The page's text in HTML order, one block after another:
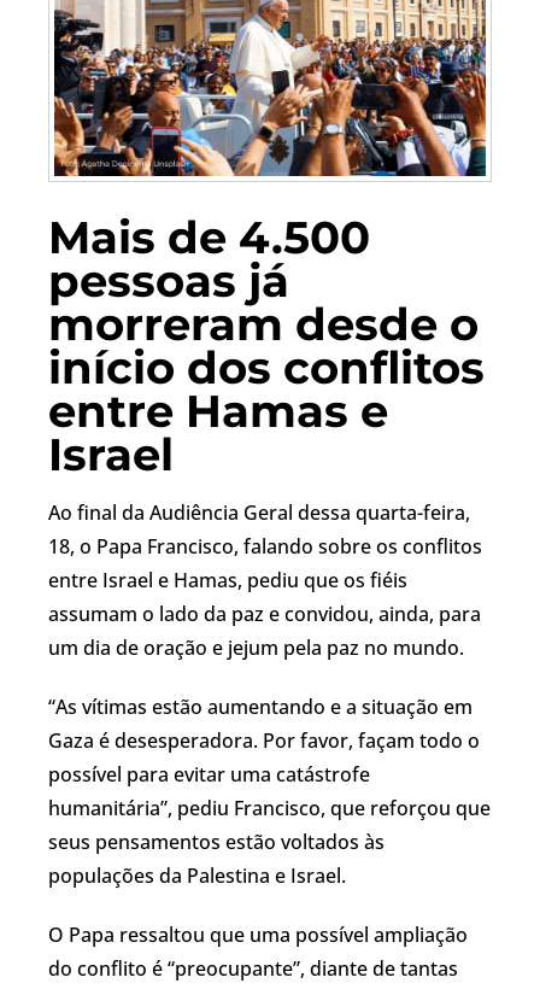
Mais de 4.500
pessoas já
morreram desde o
início dos conflitos
entre Hamas e
Israel
Ao final da Audiência Geral dessa quarta-feira,
18, o Papa Francisco, falando sobre os conflitos
entre Israel e Hamas, pediu que os fiéis
assumam o lado da paz e convidou, ainda, para
um dia de oração e jejum pela paz no mundo.
“As vítimas estão aumentando e a situação em
Gaza é desesperadora. Por favor, façam todo o
possível para evitar uma catástrofe
humanitária”, pediu Francisco, que reforçou que
seus pensamentos estão voltados às
populações da Palestina e Israel.
O Papa ressaltou que uma possível ampliação
do conflito é “preocupante”, diante de tantas